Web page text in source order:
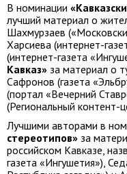
В номинации
лучший материал о
Шахмурзаев
Харсиева (интернет-
(интернет-газета
Кавказ» за материал о
Сафронов (газета
(портал «Вечерний
(Региональный контент-
Лучшими авторами в
стереотипов» за
российском Кавказе,
газета «Ингушетия»),